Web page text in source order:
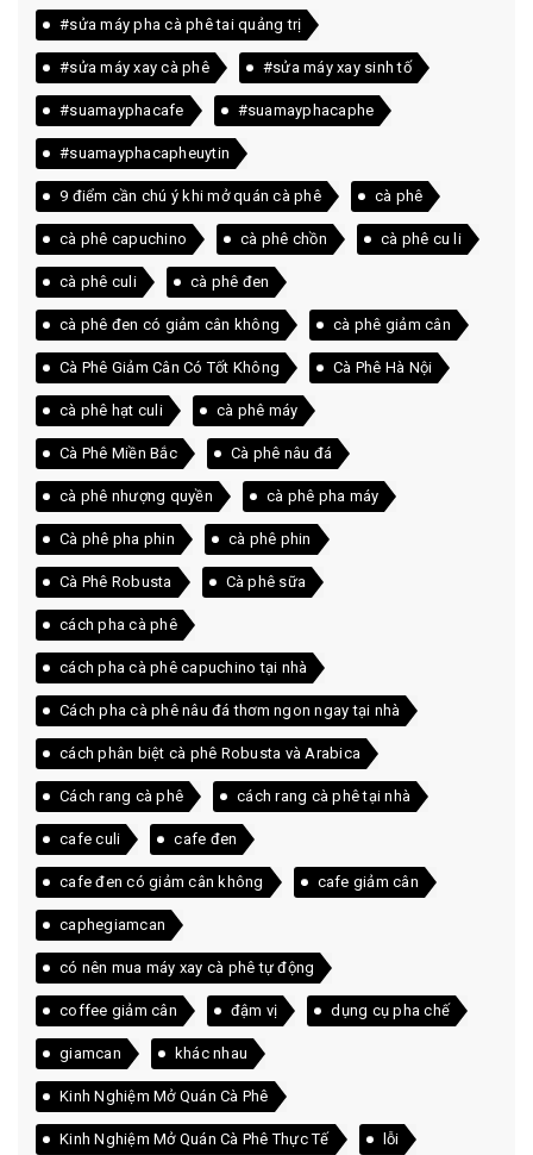
#sửa máy pha cà phê tai quảng trị
#sửa máy xay cà phê #sửa máy xay sinh tố
#suamayphacafe #suamayphacaphe
#suamayphacapheuytin
9 điểm cần chú ý khi mở quán cà phê cà phê
cà phê capuchino cà phê chồn cà phê cu li
cà phê culi cà phê đen
cà phê đen có giảm cân không cà phê giảm cân
Cà Phê Giảm Cân Có Tốt Không Cà Phê Hà Nội
cà phê hạt culi cà phê máy
Cà Phê Miền Bắc Cà phê nâu đá
cà phê nhượng quyền cà phê pha máy
Cà phê pha phin cà phê phin
Cà Phê Robusta Cà phê sữa
cách pha cà phê
cách pha cà phê capuchino tại nhà
Cách pha cà phê nâu đá thơm ngon ngay tại nhà
cách phân biệt cà phê Robusta và Arabica
Cách rang cà phê cách rang cà phê tại nhà
cafe culi cafe đen
cafe đen có giảm cân không cafe giảm cân
caphegiamcan
có nên mua máy xay cà phê tự động
coffee giảm cân đậm vị dụng cụ pha chế
giamcan khác nhau
Kinh Nghiệm Mở Quán Cà Phê
Kinh Nghiệm Mở Quán Cà Phê Thực Tế lỗi